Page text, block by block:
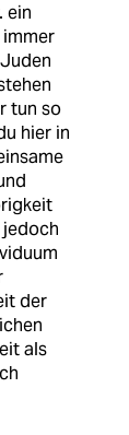
ein
tun so
hier in
der
als